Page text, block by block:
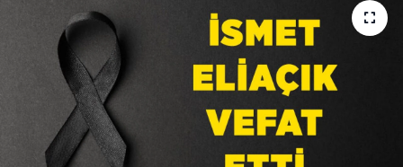
GÜNCEL
AKTÜEL
EĞİTİM
Tüm Manşetler
Son Dakika Haberleri
Haber Arşivi